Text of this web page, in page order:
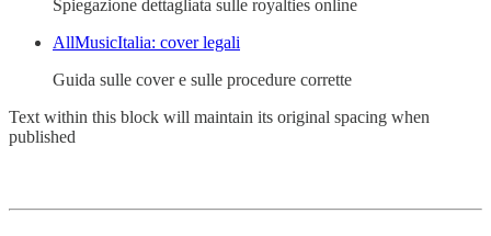
Spiegazione dettagliata sulle royalties online
AllMusicItalia: cover legali
Guida sulle cover e sulle procedure corrette
Text within this block will maintain its original spacing when
published